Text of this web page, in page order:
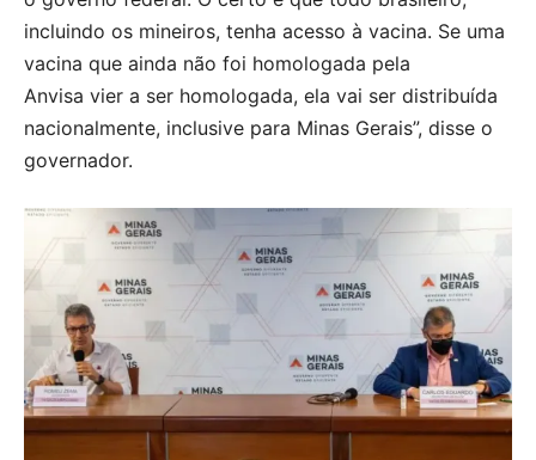
incluindo os mineiros, tenha acesso à vacina. Se uma
vacina que ainda não foi homologada pela
Anvisa vier a ser homologada, ela vai ser distribuída
nacionalmente, inclusive para Minas Gerais”, disse o
governador.